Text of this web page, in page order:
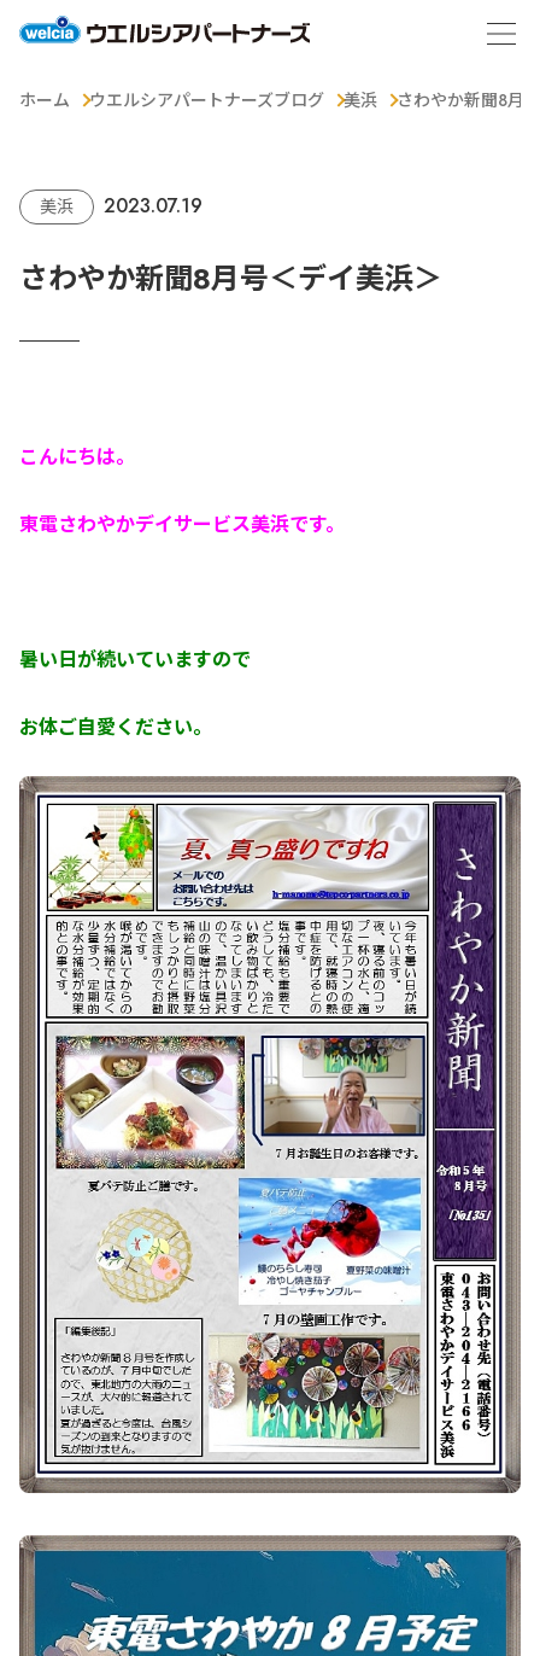
ホーム ウエルシアパートナーズブログ 美浜 さわやか新聞8月
美浜 2023.07.19
さわやか新聞8月号＜デイ美浜＞
こんにちは。
東電さわやかデイサービス美浜です。
暑い日が続いていますので
お体ご自愛ください。